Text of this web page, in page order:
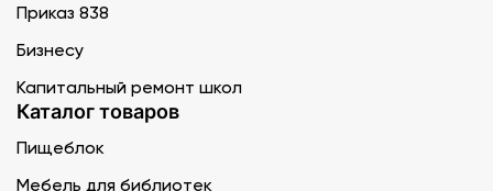
Приказ 838
Бизнесу
Капитальный ремонт школ
Каталог товаров
Пищеблок
Мебель для библиотек